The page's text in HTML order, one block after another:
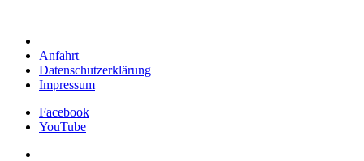
Anfahrt
Datenschutzerklärung
Impressum
Facebook
YouTube